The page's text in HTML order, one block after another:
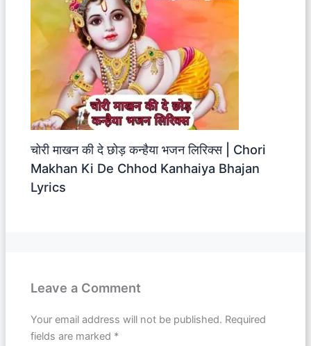
चोरी माखन की दे छोड़ कन्हैया भजन लिरिक्स | Chori
Makhan Ki De Chhod Kanhaiya Bhajan
Lyrics
Leave a Comment
Your email address will not be published. Required
fields are marked *